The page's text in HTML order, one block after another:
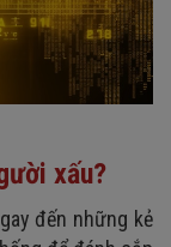
xấu?
đến những kẻ